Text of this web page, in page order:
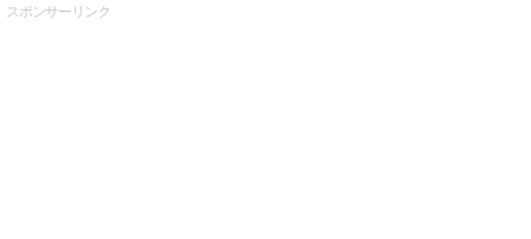
スポンサーリンク